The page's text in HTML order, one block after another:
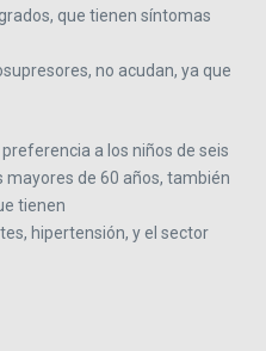
que tienen síntomas
no acudan, ya que
a los niños de seis
de 60 años, también
tienen
hipertensión, y el sector